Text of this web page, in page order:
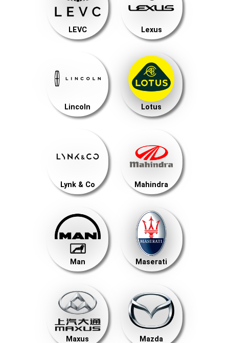
LEVC Lexus
Lincoln Lotus
Lynk & Co Mahindra
Man Maserati
Maxus Mazda